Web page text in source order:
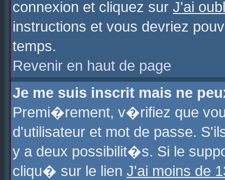
connexion et cliquez sur J'ai
instructions et vous devriez
temps.
Revenir en haut de page
Je me suis inscrit mais ne
Premi�rement, v�rifiez que
d'utilisateur et mot de passe.
y a deux possibilit�s. Si le
cliqu� sur le lien J'ai moins de